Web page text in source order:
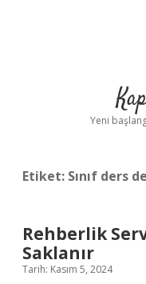
Yeni
Etiket: Sınıf ders
Rehberlik
Saklanır
Tarih: Kasım 5, 2024